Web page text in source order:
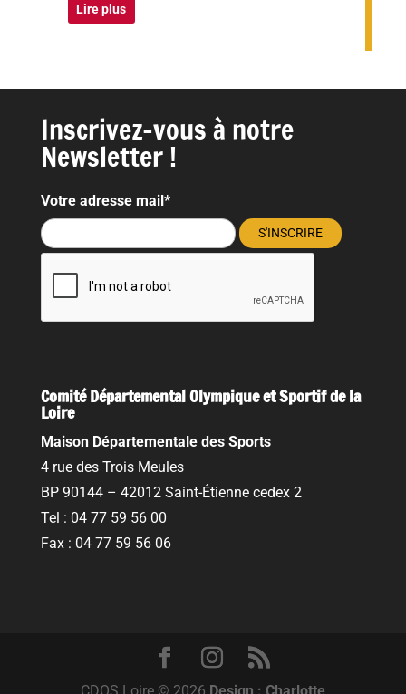
Lire plus
Inscrivez-vous à notre
Newsletter !
Votre adresse mail*
Comité Départemental Olympique et Sportif de la
Loire
Maison Départementale des Sports
4 rue des Trois Meules
BP 90144 – 42012 Saint-Étienne cedex 2
Tel : 04 77 59 56 00
Fax : 04 77 59 56 06
CDOS Loire © 2026 Design : Charlotte